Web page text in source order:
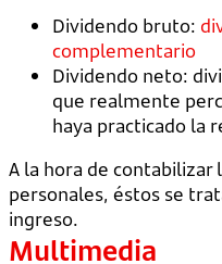
Dividendo bruto:
complementario
Dividendo neto:
que realmente
haya practicado la
A la hora de contabilizar
personales, éstos se
ingreso.